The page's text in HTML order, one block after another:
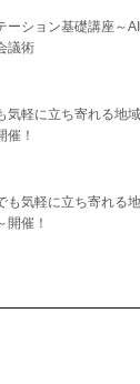
ーション基礎講座～
議術
気軽に立ち寄れる地
催！
も気軽に立ち寄れる
開催！